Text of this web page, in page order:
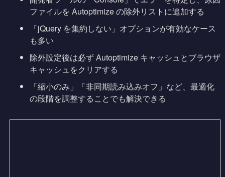
ファイルを Autoptimize の除外リストに追加する
「jQuery を集約しない」オプションが有効なケース
も多い
除外設定後は必ず Autoptimize キャッシュとブラウザ
キャッシュをクリアする
「縮小のみ」「非同期読み込みオフ」など、最適化
の段階を調整することでも解決できる